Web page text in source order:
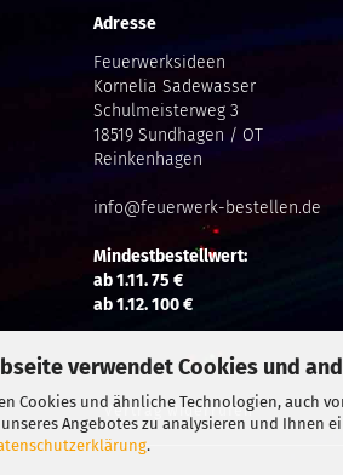
verwendet Cookies und
Cookies und ähnliche Technologien, auch
Angebotes zu analysieren und Ihnen
.
Adresse
Feuerwerksideen
Kornelia Sadewasser
Schulmeisterweg 3
18519 Sundhagen / OT
Reinkenhagen
info@feuerwerk-bestellen.de
Mindestbestellwert:
ab 1.11. 75 €
ab 1.12. 100 €
Vertrag widerrufen